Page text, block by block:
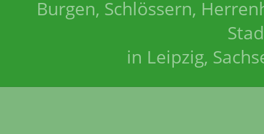
Burgen, Schlössern,
in Leipzig,